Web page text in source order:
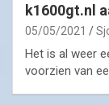
k1600gt.nl
05/05/2021
Het is al weer
voorzien van